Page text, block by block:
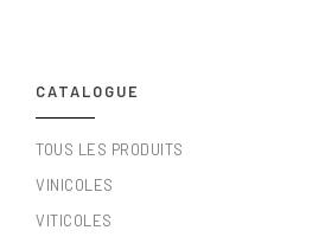
CATALOGUE
TOUS LES PRODUITS
VINICOLES
VITICOLES